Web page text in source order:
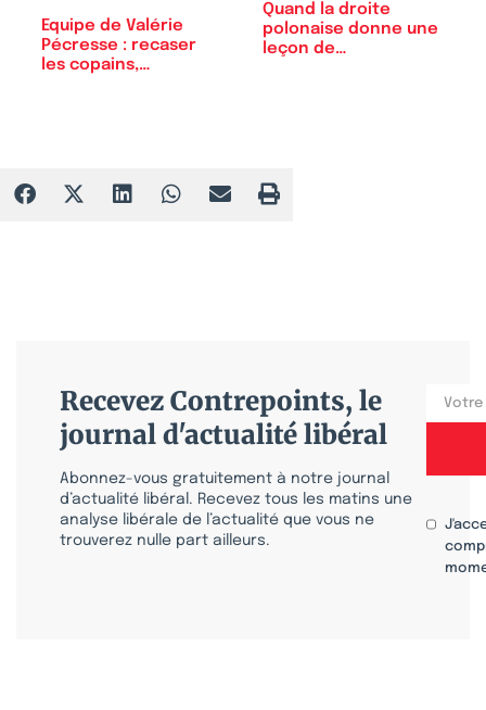
Equipe de Valérie
Pécresse : recaser
les copains,…
Quand la droite
polonaise donne une
leçon de…
Recevez Contrepoints, le
journal d'actualité libéral
Abonnez-vous gratuitement à notre journal
d’actualité libéral. Recevez tous les matins une
analyse libérale de l’actualité que vous ne
trouverez nulle part ailleurs.